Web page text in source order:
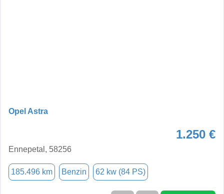
Opel Astra
1.250 €
Ennepetal, 58256
185.496 km Benzin 62 kw (84 PS)